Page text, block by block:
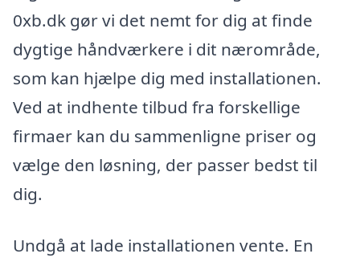
0xb.dk gør vi det nemt for dig at finde
dygtige håndværkere i dit nærområde,
som kan hjælpe dig med installationen.
Ved at indhente tilbud fra forskellige
firmaer kan du sammenligne priser og
vælge den løsning, der passer bedst til
dig.
Undgå at lade installationen vente. En